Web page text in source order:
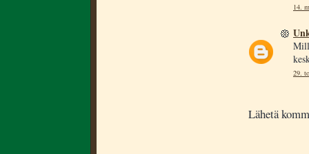
14.
29.
Lähetä